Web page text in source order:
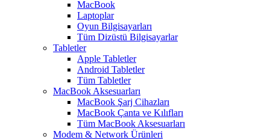
MacBook
Laptoplar
Oyun Bilgisayarları
Tüm Dizüstü Bilgisayarlar
Tabletler
Apple Tabletler
Android Tabletler
Tüm Tabletler
MacBook Aksesuarları
MacBook Şarj Cihazları
MacBook Çanta ve Kılıfları
Tüm MacBook Aksesuarları
Modem & Network Ürünleri